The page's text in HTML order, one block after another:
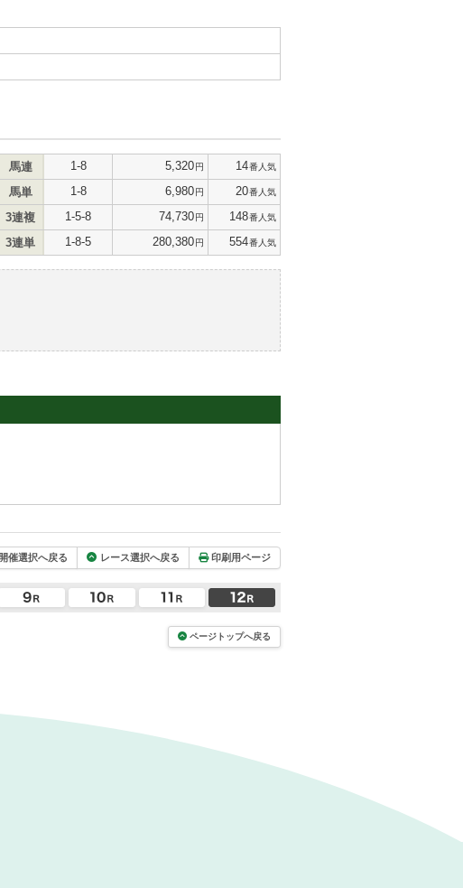
馬連 1-8 5,320円 14番人気
馬単 1-8 6,980円 20番人気
3連複 1-5-8 74,730円 148番人気
3連単 1-8-5 280,380円 554番人気
開催選択へ戻る レース選択へ戻る 印刷用ページ
ページトップへ戻る